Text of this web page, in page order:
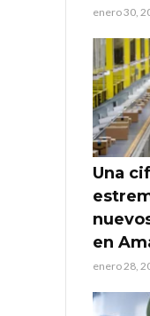
enero 30,
Una
en
enero 28,